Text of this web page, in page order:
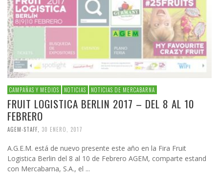
CAMPAÑAS Y MEDIOS NOTICIAS NOTICIAS DE MERCABARNA
FRUIT LOGISTICA BERLIN 2017 – DEL 8 AL 10
FEBRERO
AGEM-STAFF 30 ENERO, 2017
A.G.E.M. está de nuevo presente este año en la Fira Fruit
Logistica Berlin del 8 al 10 de Febrero AGEM, comparte estand
con Mercabarna, S.A., el ...